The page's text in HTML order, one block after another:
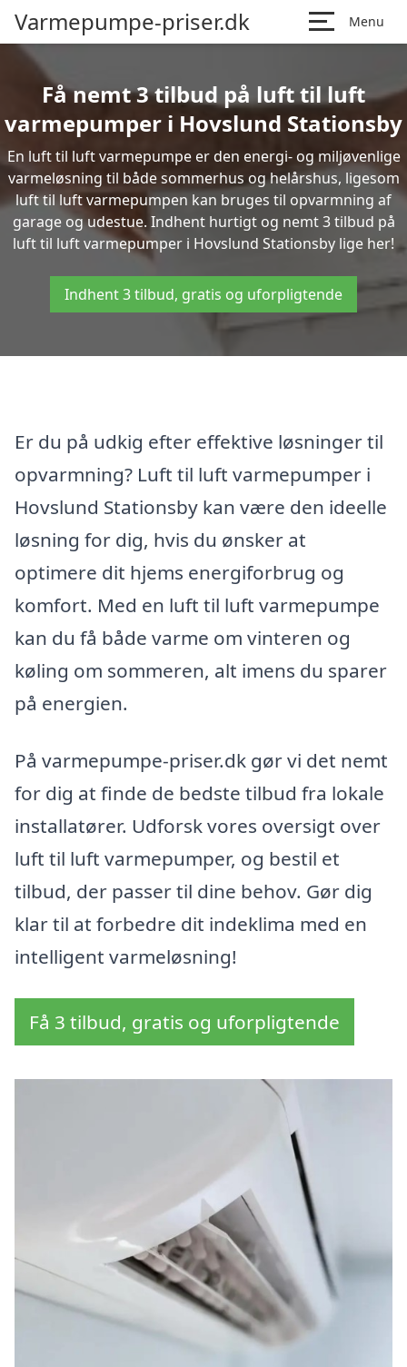
Varmepumpe-priser.dk Menu
Få nemt 3 tilbud på luft til luft
varmepumper i Hovslund Stationsby
En luft til luft varmepumpe er den energi- og miljøvenlige
varmeløsning til både sommerhus og helårshus, ligesom
luft til luft varmepumpen kan bruges til opvarmning af
garage og udestue. Indhent hurtigt og nemt 3 tilbud på
luft til luft varmepumper i Hovslund Stationsby lige her!
Indhent 3 tilbud, gratis og uforpligtende
Er du på udkig efter effektive løsninger til
opvarmning? Luft til luft varmepumper i
Hovslund Stationsby kan være den ideelle
løsning for dig, hvis du ønsker at
optimere dit hjems energiforbrug og
komfort. Med en luft til luft varmepumpe
kan du få både varme om vinteren og
køling om sommeren, alt imens du sparer
på energien.
På varmepumpe-priser.dk gør vi det nemt
for dig at finde de bedste tilbud fra lokale
installatører. Udforsk vores oversigt over
luft til luft varmepumper, og bestil et
tilbud, der passer til dine behov. Gør dig
klar til at forbedre dit indeklima med en
intelligent varmeløsning!
Få 3 tilbud, gratis og uforpligtende